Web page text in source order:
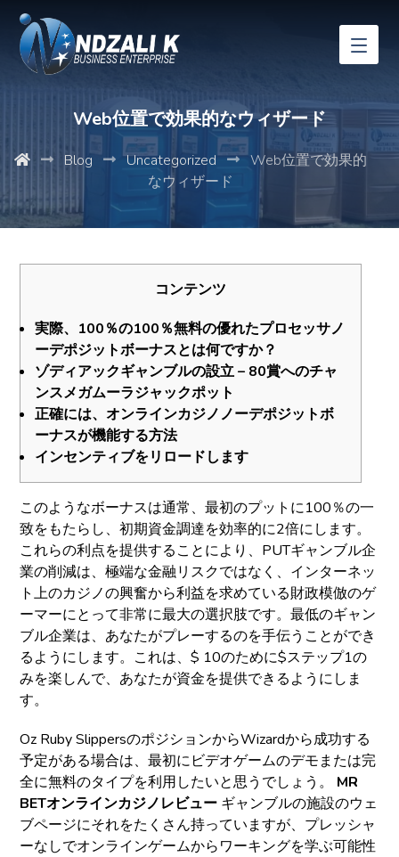
Web位置で効果的なウィザード
Blog Uncategorized
Web位置で効果的
なウィザード
コンテンツ
実際、100％の100％無料の優れたプロセッサノ
ーデポジ​​ットボーナスとは何ですか？
ゾディアックギャンブルの設立 – 80賞へのチャ
ンスメガムーラジャックポット
正確には、オンラインカジノノーデポジ​​ットボ
ーナスが機能する方法
インセンティブをリロードします
このようなボーナスは通常、最初のプットに100％の一
致をもたらし、初期資金調達を効率的に2倍にします。
これらの利点を提供することにより、PUTギャンブル企
業の削減は、極端な金融リスクではなく、インターネッ
ト上のカジノの興奮から利益を求めている財政模倣のゲ
ーマーにとって非常に最大の選択肢です。最低のギャン
ブル企業は、あなたがプレーするのを手伝うことができ
るようにします。これは、$ 10のために$ステップ1の
みを楽しんで、あなたが資金を提供できるようにしま
す。
Oz Ruby SlippersのポジションからWizardから成功する
予定がある場合は、最初にビデオゲームのデモまたは完
全に無料のタイプを利用したいと思うでしょう。 MR
BETオンラインカジノレビュー ギャンブルの施設のウェ
ブページにそれをたくさん持っていますが、プレッシャ
ーなしでオンラインゲームからワーキングを学ぶ可能性